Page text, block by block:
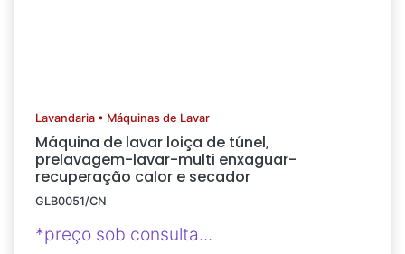
Lavandaria • Máquinas de Lavar
Máquina de lavar loiça de túnel,
prelavagem-lavar-multi enxaguar-
recuperação calor e secador
GLB0051/CN
*preço sob consulta...